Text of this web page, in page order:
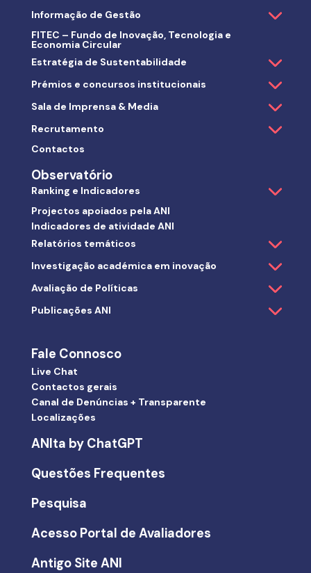
Informação de Gestão
FITEC – Fundo de Inovação, Tecnologia e
Economia Circular
Estratégia de Sustentabilidade
Prémios e concursos institucionais
Sala de Imprensa & Media
Recrutamento
Contactos
Observatório
Ranking e Indicadores
Projectos apoiados pela ANI
Indicadores de atividade ANI
Relatórios temáticos
Investigação académica em inovação
Avaliação de Políticas
Publicações ANI
Fale Connosco
Live Chat
Contactos gerais
Canal de Denúncias + Transparente
Localizações
ANIta by ChatGPT
Questões Frequentes
Pesquisa
Acesso Portal de Avaliadores
Antigo Site ANI